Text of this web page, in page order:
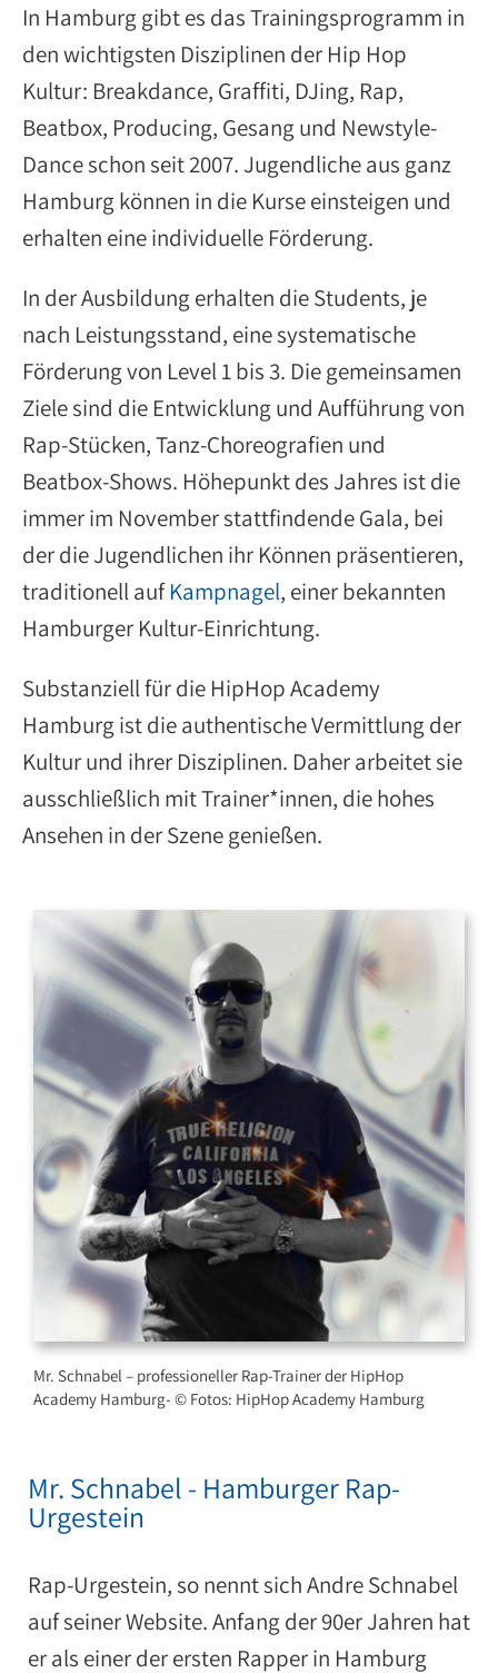
In Hamburg gibt es das Trainingsprogramm in
den wichtigsten Disziplinen der Hip Hop
Kultur: Breakdance, Graffiti, DJing, Rap,
Beatbox, Producing, Gesang und Newstyle-
Dance schon seit 2007. Jugendliche aus ganz
Hamburg können in die Kurse einsteigen und
erhalten eine individuelle Förderung.
In der Ausbildung erhalten die Students, je
nach Leistungsstand, eine systematische
Förderung von Level 1 bis 3. Die gemeinsamen
Ziele sind die Entwicklung und Aufführung von
Rap-Stücken, Tanz-Choreografien und
Beatbox-Shows. Höhepunkt des Jahres ist die
immer im November stattfindende Gala, bei
der die Jugendlichen ihr Können präsentieren,
traditionell aufKampnagel, einer bekannten
Hamburger Kultur-Einrichtung.
Substanziell für die HipHop Academy
Hamburg ist die authentische Vermittlung der
Kultur und ihrer Disziplinen. Daher arbeitet sie
ausschließlich mit Trainer*innen, die hohes
Ansehen in der Szene genießen.
Mr. Schnabel – professioneller Rap-Trainer der HipHop
Academy Hamburg- © Fotos: HipHop Academy Hamburg
Mr. Schnabel - Hamburger Rap-
Urgestein
Rap-Urgestein, so nennt sich Andre Schnabel
auf seiner Website. Anfang der 90er Jahren hat
er als einer der ersten Rapper in Hamburg